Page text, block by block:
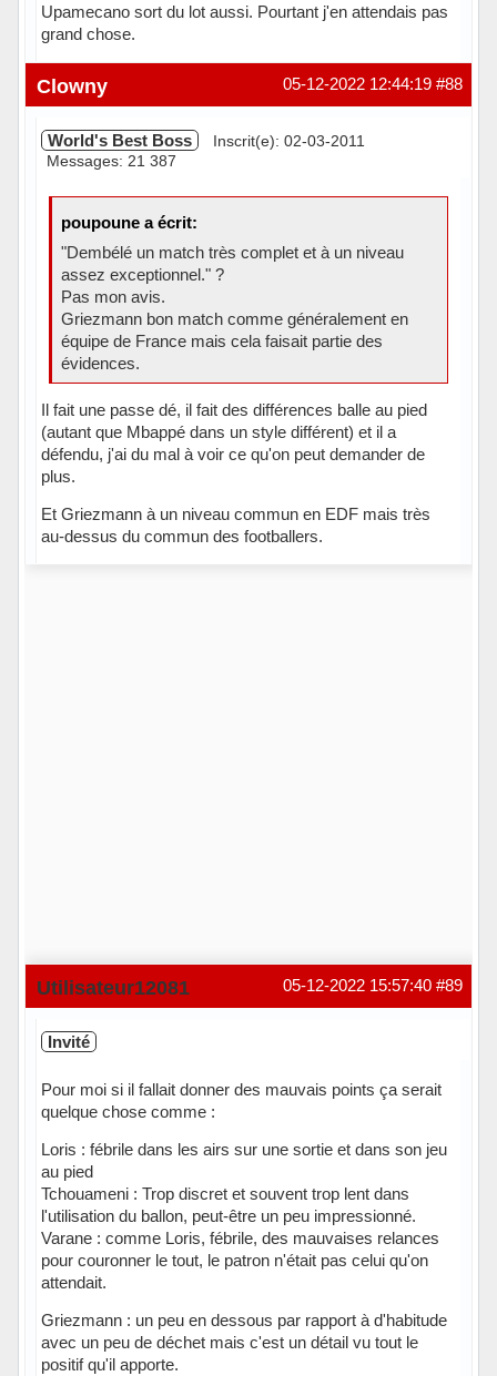
Upamecano sort du lot aussi. Pourtant j'en attendais pas
grand chose.
Hors ligne #88
05-12-2022 12:44:19
Clowny
World's Best Boss
Inscrit(e): 02-03-2011
Messages: 21 387
poupoune a écrit:
"Dembélé un match très complet et à un niveau
assez exceptionnel." ?
Pas mon avis.
Griezmann bon match comme généralement en
équipe de France mais cela faisait partie des
évidences.
Il fait une passe dé, il fait des différences balle au pied
(autant que Mbappé dans un style différent) et il a
défendu, j'ai du mal à voir ce qu'on peut demander de
plus.
Et Griezmann à un niveau commun en EDF mais très
au-dessus du commun des footballers.
#89
05-12-2022 15:57:40
Utilisateur12081
Invité
Pour moi si il fallait donner des mauvais points ça serait
quelque chose comme :
Loris : fébrile dans les airs sur une sortie et dans son jeu
au pied
Tchouameni : Trop discret et souvent trop lent dans
l'utilisation du ballon, peut-être un peu impressionné.
Varane : comme Loris, fébrile, des mauvaises relances
pour couronner le tout, le patron n'était pas celui qu'on
attendait.
Griezmann : un peu en dessous par rapport à d'habitude
avec un peu de déchet mais c'est un détail vu tout le
positif qu'il apporte.